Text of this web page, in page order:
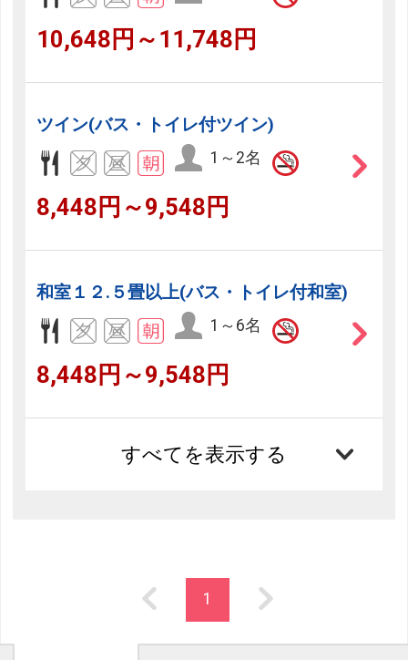
10,648円～11,748円
ツイン(バス・トイレ付ツイン)
1～2名
8,448円～9,548円
和室１２.５畳以上(バス・トイレ付和室)
1～6名
8,448円～9,548円
すべてを表示する
1